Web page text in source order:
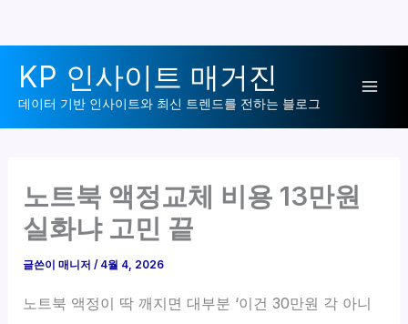
로
KP 인사이트 매거진
데이터 기반 인사이트와 최신 트렌드를 전하는 블로그
노트북 액정교체 비용 13만원
실화냐 고민 끝
글쓴이매니저/ 4월 4, 2026
노트북 액정이 딱 깨지면 대부분 ‘이건 30만원 각 아니